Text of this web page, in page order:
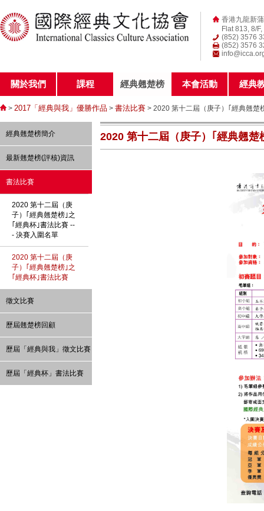
香港九龍新
Flat 813, 8/
(852) 3576
(852) 3576
關於我們 課程 經典翹楚榜 本會活動 經典
> 2017「經典與我」優勝作品 > 書法比賽 > 2020 第十二屆（庚子）｢經典翹楚
經典翹楚榜簡介
最新翹楚榜(評核)資訊
書法比賽
2020 第十二屆（庚
子）｢經典翹楚榜｣之
｢經典杯｣書法比賽 --
- 決賽入圍名單
2020 第十二屆（庚
子）｢經典翹楚榜｣之
｢經典杯｣書法比賽
徵文比賽
歷屆翹楚榜回顧
歷屆「經典與我」徵文比賽
歷屆「經典杯」書法比賽
2020 第十二屆（庚子）｢經典翹楚